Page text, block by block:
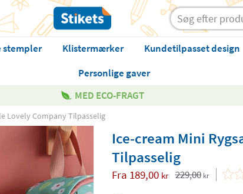
stempler Klistermærker Kundetilpasset design
Personlige gaver
MED ECO-FRAGT
Lovely Company Tilpasselig
Ice-cream Mini
Tilpasselig
Fra 189,00 kr 229,00 kr